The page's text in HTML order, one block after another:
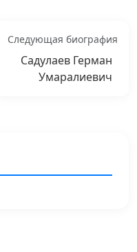
Следующая биография
Садулаев Герман
Умаралиевич